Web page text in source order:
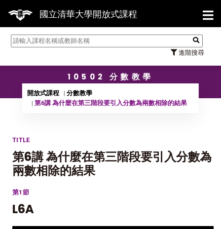
國立清華大學開放式課程
進階搜尋
【
10502 分數教學
開放式課程
分數教學
第6講 為什麼在第三階段要引入分數為兩數相除的結果
TITLE
第6講 為什麼在第三階段要引入分數為
兩數相除的結果
第1節
L6A